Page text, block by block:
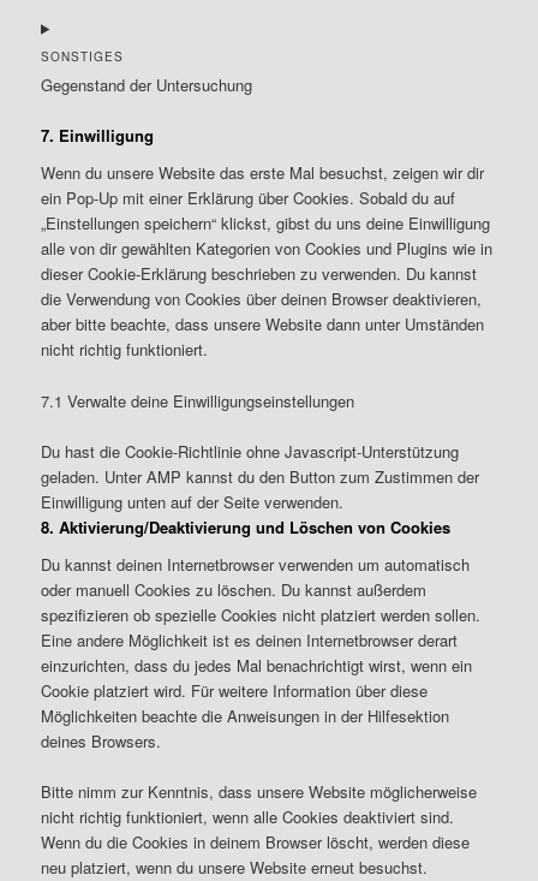
recaptcha
Consent
to
service
google-
maps
SONSTIGES
Gegenstand der Untersuchung
Consent
service
sonstiges
7. Einwilligung
Wenn du unsere Website das erste Mal besuchst, zeigen wir dir
ein Pop-Up mit einer Erklärung über Cookies. Sobald du auf
„Einstellungen speichern“ klickst, gibst du uns deine Einwilligung
alle von dir gewählten Kategorien von Cookies und Plugins wie in
dieser Cookie-Erklärung beschrieben zu verwenden. Du kannst
die Verwendung von Cookies über deinen Browser deaktivieren,
aber bitte beachte, dass unsere Website dann unter Umständen
nicht richtig funktioniert.
7.1 Verwalte deine Einwilligungseinstellungen
Du hast die Cookie-Richtlinie ohne Javascript-Unterstützung
geladen. Unter AMP kannst du den Button zum Zustimmen der
Einwilligung unten auf der Seite verwenden.
8. Aktivierung/Deaktivierung und Löschen von Cookies
Du kannst deinen Internetbrowser verwenden um automatisch
oder manuell Cookies zu löschen. Du kannst außerdem
spezifizieren ob spezielle Cookies nicht platziert werden sollen.
Eine andere Möglichkeit ist es deinen Internetbrowser derart
einzurichten, dass du jedes Mal benachrichtigt wirst, wenn ein
Cookie platziert wird. Für weitere Information über diese
Möglichkeiten beachte die Anweisungen in der Hilfesektion
deines Browsers.
Bitte nimm zur Kenntnis, dass unsere Website möglicherweise
nicht richtig funktioniert, wenn alle Cookies deaktiviert sind.
Wenn du die Cookies in deinem Browser löscht, werden diese
neu platziert, wenn du unsere Website erneut besuchst.